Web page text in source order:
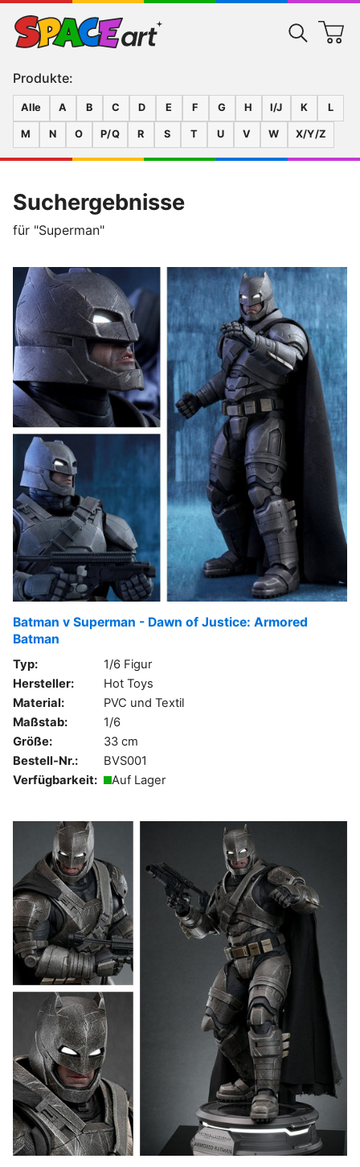
Produkte:
Alle A B C D E F G H I/J K L
M N O P/Q R S T U V W X/Y/Z
Suchergebnisse
für "Superman"
Batman v Superman - Dawn of Justice: Armored
Batman
Typ:
1/6 Figur
Hersteller:
Hot Toys
Material:
PVC und Textil
Maßstab:
1/6
Größe:
33 cm
Bestell-Nr.:
BVS001
Verfügbarkeit:
Auf Lager